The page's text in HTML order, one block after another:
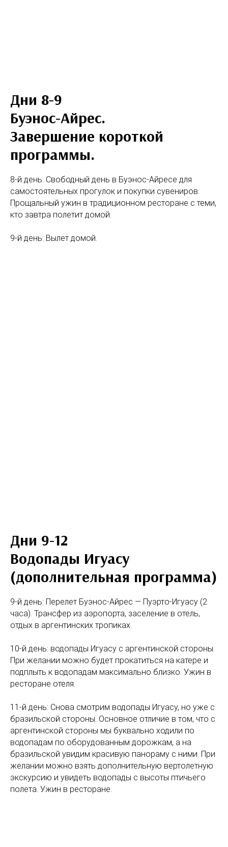
Дни 8-9
Буэнос-Айрес.
Завершение короткой
программы.
8-й день: Свободный день в Буэнос-Айресе для
самостоятельных прогулок и покупки сувениров.
Прощальный ужин в традиционном ресторане с теми,
кто завтра полетит домой.
9-й день: Вылет домой.
Дни 9-12
Водопады Игуасу
(дополнительная программа)
9-й день: Перелет Буэнос-Айрес — Пуэрто-Игуасу (2
часа). Трансфер из аэропорта, заселение в отель,
отдых в аргентинских тропиках.
10-й день: водопады Игуасу с аргентинской стороны.
При желании можно будет прокатиться на катере и
подплыть к водопадам максимально близко. Ужин в
ресторане отеля.
11-й день: Снова смотрим водопады Игуасу, но уже с
бразильской стороны. Основное отличие в том, что с
аргентинской стороны мы буквально ходили по
водопадам по оборудованным дорожкам, а на
бразильской увидим красивую панораму с ними. При
желании можно взять дополнительную вертолетную
экскурсию и увидеть водопады с высоты птичьего
полета. Ужин в ресторане.
Политика конфиденциальности, Согласие
на обработку персональных данных, Куки
Реквизиты